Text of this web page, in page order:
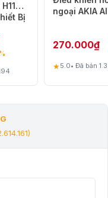
–
Bị
ngoại AKIA
270.000₫
★5.0• Đã bán